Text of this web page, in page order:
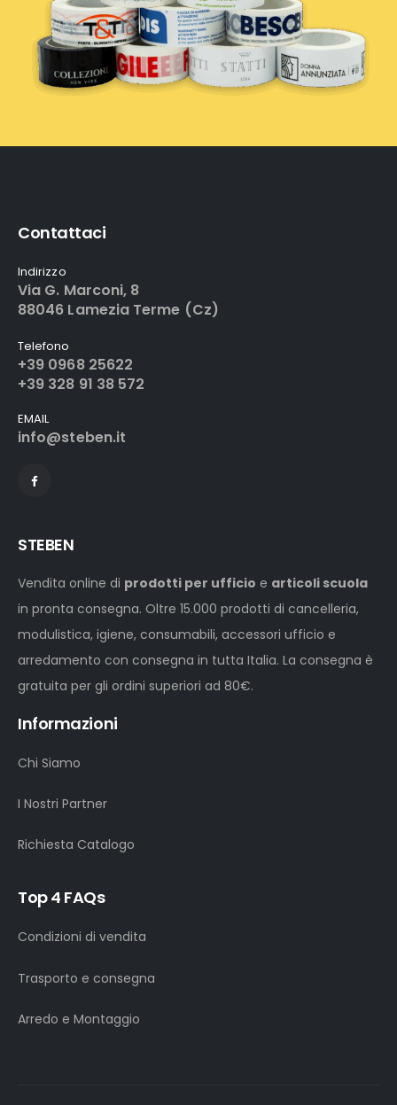
Contattaci
Indirizzo
Via G. Marconi, 8
88046 Lamezia Terme (Cz)
Telefono
+39 0968 25622
+39 328 91 38 572
EMAIL
info@steben.it
STEBEN
Vendita online di prodotti per ufficio e articoli scuola
in pronta consegna. Oltre 15.000 prodotti di cancelleria,
modulistica, igiene, consumabili, accessori ufficio e
arredamento con consegna in tutta Italia. La consegna è
gratuita per gli ordini superiori ad 80€.
Informazioni
Chi Siamo
I Nostri Partner
Richiesta Catalogo
Top 4 FAQs
Condizioni di vendita
Trasporto e consegna
Arredo e Montaggio